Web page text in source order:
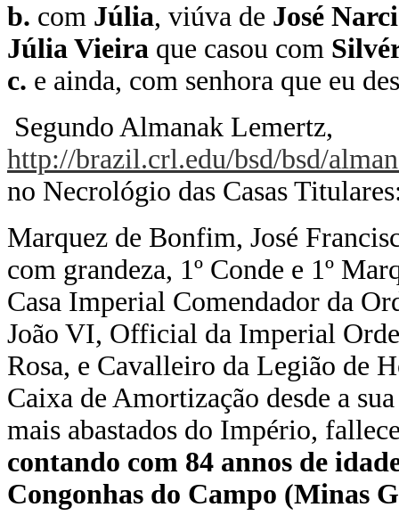
b. com Júlia, viúva de José
Júlia Vieira que casou com
c. e ainda, com senhora que eu
Segundo Almanak Lemertz,
http://brazil.crl.edu/bsd/bsd/
no Necrológio das Casas
Marquez de Bonfim, José
com grandeza, 1º Conde e 1º
Casa Imperial Comendador da
João VI, Official da Imperial
Rosa, e Cavalleiro da Legião de
Caixa de Amortização desde a
mais abastados do Império,
contando com 84 annos de
Congonhas do Campo (Minas